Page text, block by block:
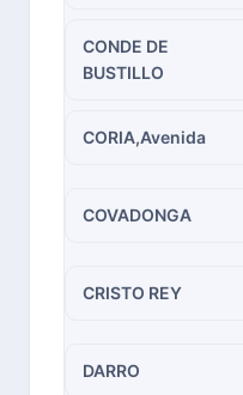
CONDE DE
BUSTILLO
CORIA,Avenida
COVADONGA
CRISTO REY
DARRO